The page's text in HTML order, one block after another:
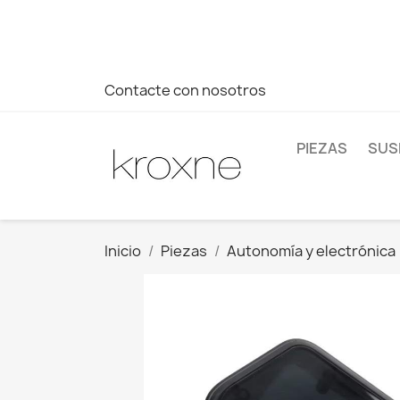
Contacte con nosotros
PIEZAS
Inicio Piezas Autonomía y electrónica